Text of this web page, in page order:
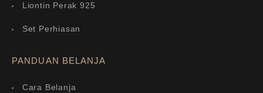
Liontin Perak 925
Set Perhiasan
PANDUAN BELANJA
Cara Belanja